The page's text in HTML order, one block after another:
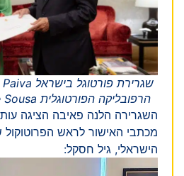
הרפובליקה הפורטוגלית Marcelo Rebelo de Sousa
השגרירה הלנה פאיבה הציגה
מכתבי האישור לראש
הישראלי, גיל חסקל: